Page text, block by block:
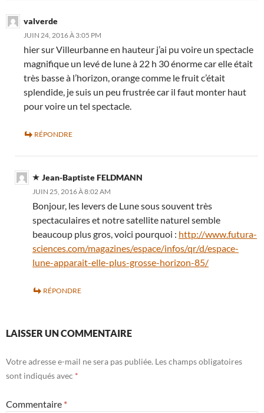
valverde
JUIN 24, 2016 À 3:05 PM
hier sur Villeurbanne en hauteur j’ai pu voire un spectacle
magnifique un levé de lune à 22 h 30 énorme car elle était
très basse à l’horizon, orange comme le fruit c’était
splendide, je suis un peu frustrée car il faut monter haut
pour voire un tel spectacle.
RÉPONDRE
Jean-Baptiste FELDMANN
JUIN 25, 2016 À 8:02 AM
Bonjour, les levers de Lune sous souvent très
spectaculaires et notre satellite naturel semble
beaucoup plus gros, voici pourquoi : http://www.futura-
sciences.com/magazines/espace/infos/qr/d/espace-
lune-apparait-elle-plus-grosse-horizon-85/
RÉPONDRE
LAISSER UN COMMENTAIRE
Votre adresse e-mail ne sera pas publiée. Les champs obligatoires
sont indiqués avec *
Commentaire *